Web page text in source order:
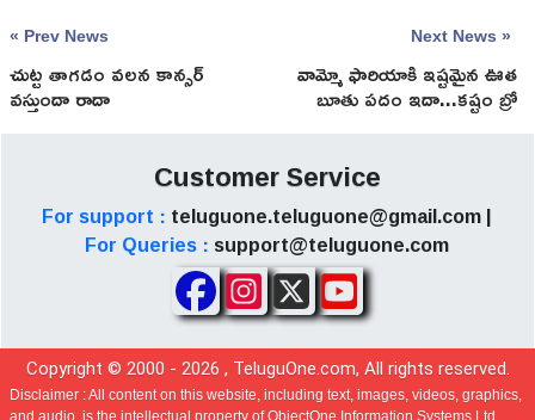
« Prev News
చుట్ట తాగడం వలన కాన్సర్
వస్తుందా రాదా
Next News »
వామ్మో ఫారియాకి ఇష్టమైన ఊత
బూతు పదం ఇదా...కష్టం బ్రో
Customer Service
For support : teluguone.teluguone@gmail.com |
For Queries : support@teluguone.com
Copyright © 2000 - 2026 , TeluguOne.com, All rights reserved.
Disclaimer :All content on this website, including text, images, videos, graphics,
and audio, is the intellectual property of ObjectOne Information Systems Ltd.